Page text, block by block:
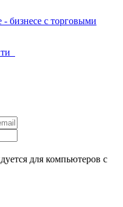
для компьютеров с